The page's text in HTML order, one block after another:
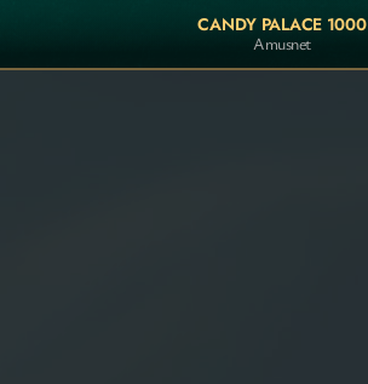
CANDY PALACE 1000
Amusnet